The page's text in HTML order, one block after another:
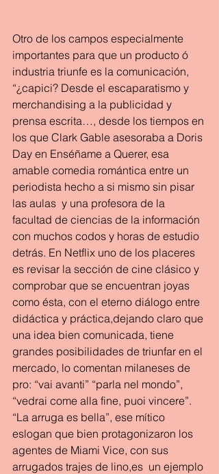
Otro de los campos especialmente
importantes para que un producto ó
industria triunfe es la comunicación,
“¿capici? Desde el escaparatismo y
merchandising a la publicidad y
prensa escrita…, desde los tiempos en
los que Clark Gable asesoraba a Doris
Day en Enséñame a Querer, esa
amable comedia romántica entre un
periodista hecho a si mismo sin pisar
las aulas  y una profesora de la
facultad de ciencias de la información
con muchos codos y horas de estudio
detrás. En Netflix uno de los placeres
es revisar la sección de cine clásico y
comprobar que se encuentran joyas
como ésta, con el eterno diálogo entre
didáctica y práctica,dejando claro que
una idea bien comunicada, tiene
grandes posibilidades de triunfar en el
mercado, lo comentan milaneses de
pro: “vai avanti” “parla nel mondo”,
“vedrai come alla fine, puoi vincere”.
“La arruga es bella”, ese mítico
eslogan que bien protagonizaron los
agentes de Miami Vice, con sus
arrugados trajes de lino,es  un ejemplo